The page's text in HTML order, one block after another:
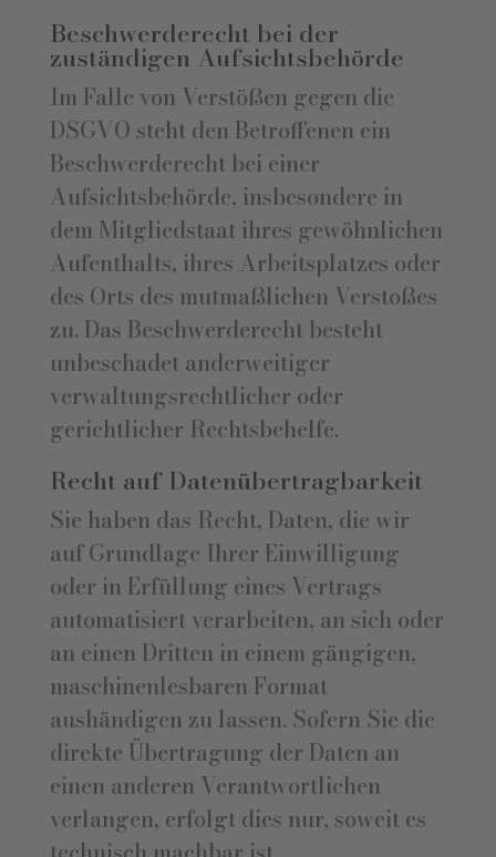
Beschwerde­recht bei der
zuständigen Aufsichts­behörde
Im Falle von Verstößen gegen die
DSGVO steht den Betroffenen ein
Beschwerderecht bei einer
Aufsichtsbehörde, insbesondere in
dem Mitgliedstaat ihres gewöhnlichen
Aufenthalts, ihres Arbeitsplatzes oder
des Orts des mutmaßlichen Verstoßes
zu. Das Beschwerderecht besteht
unbeschadet anderweitiger
verwaltungsrechtlicher oder
gerichtlicher Rechtsbehelfe.
Recht auf Daten­übertrag­barkeit
Sie haben das Recht, Daten, die wir
auf Grundlage Ihrer Einwilligung
oder in Erfüllung eines Vertrags
automatisiert verarbeiten, an sich oder
an einen Dritten in einem gängigen,
maschinenlesbaren Format
aushändigen zu lassen. Sofern Sie die
direkte Übertragung der Daten an
einen anderen Verantwortlichen
verlangen, erfolgt dies nur, soweit es